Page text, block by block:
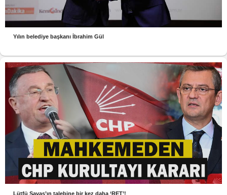
Yılın belediye başkanı İbrahim Gül
Lütfü Savaş’ın talebine bir kez daha ‘RET’!